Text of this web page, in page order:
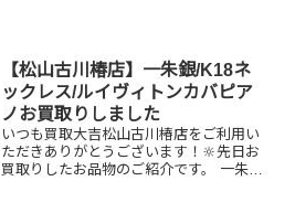
【松山古川椿店】一朱銀/K18ネ
ックレス/ルイヴィトンカバピア
ノお買取りしました
いつも買取大吉松山古川椿店をご利用い
ただきありがとうございます！🔆先日お
買取りしたお品物のご紹介です。 一朱